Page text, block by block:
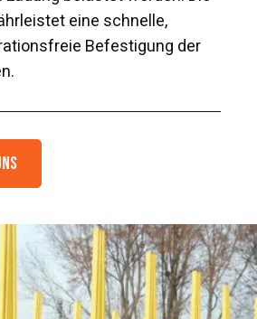
eine schnelle,
Befestigung der